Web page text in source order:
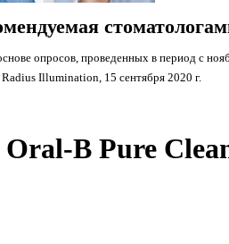
опросов, проведенных в период с
Illumination, 15 сентября 2020 г.
B Pure